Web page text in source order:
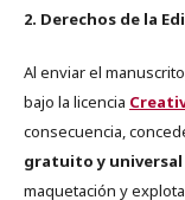
2. Derechos de la
Al enviar el
bajo la licencia
consecuencia,
gratuito y
maquetación y